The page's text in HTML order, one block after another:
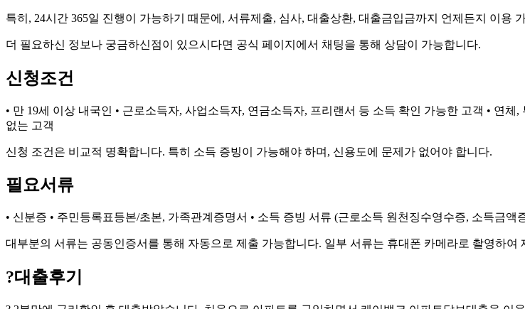
특히, 24시간 365일 진행이 가능하기 때문에, 서류제출, 심사, 대출상환, 대출금입금까지 언제든지 이용
더 필요하신 정보나 궁금하신점이 있으시다면 공식 페이지에서 채팅을 통해 상담이 가능합니다.
신청조건
• 만 19세 이상 내국인 • 근로소득자, 사업소득자, 연금소득자, 프리랜서 등 소득 확인 가능한 고객 • 연
없는 고객
신청 조건은 비교적 명확합니다. 특히 소득 증빙이 가능해야 하며, 신용도에 문제가 없어야 합니다.
필요서류
• 신분증 • 주민등록표등본/초본, 가족관계증명서 • 소득 증빙 서류 (근로소득 원천징수영수증, 소득금
대부분의 서류는 공동인증서를 통해 자동으로 제출 가능합니다. 일부 서류는 휴대폰 카메라로 촬영하여
?대출후기